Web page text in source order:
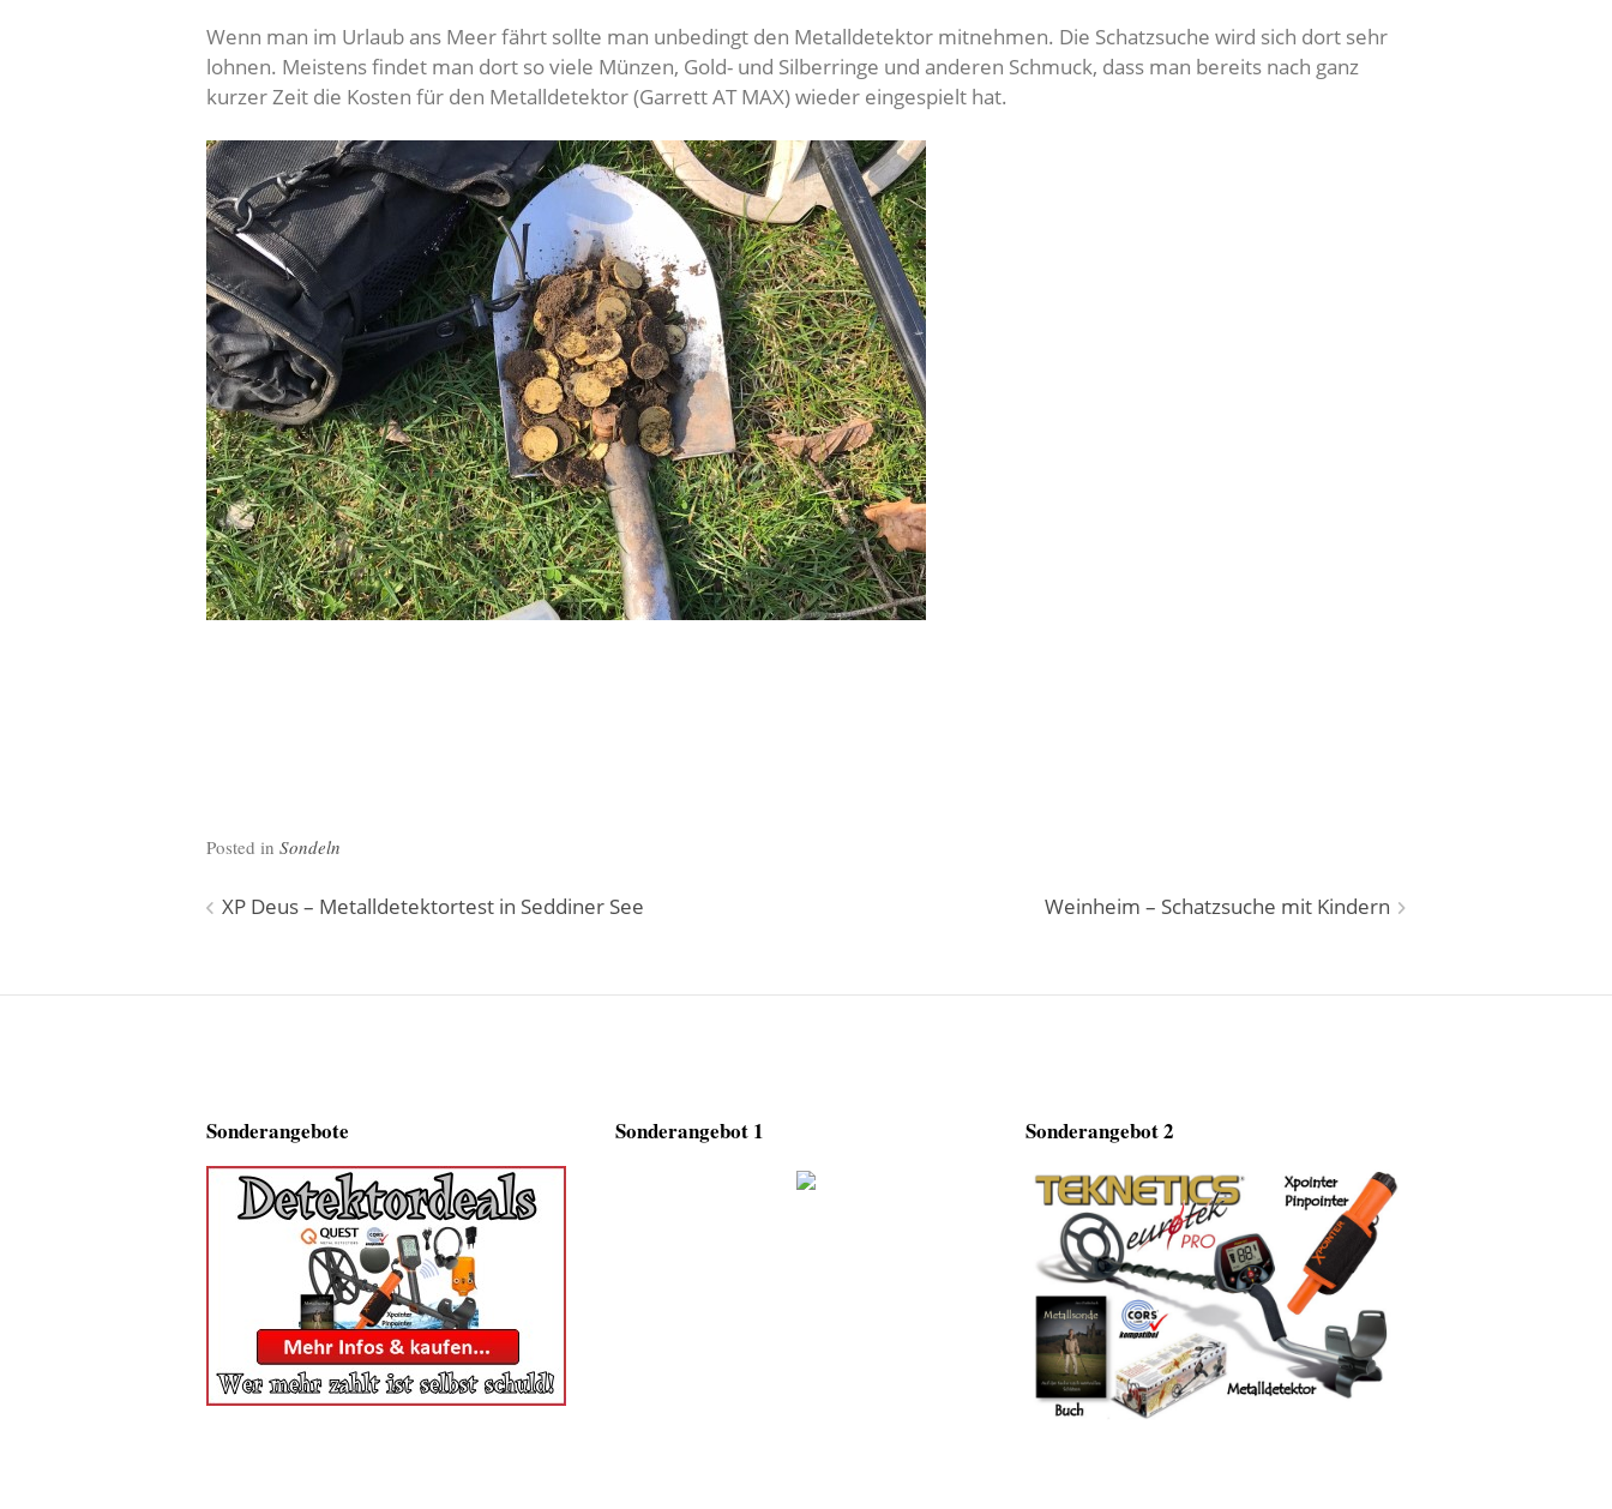
Wenn man im Urlaub ans Meer fährt sollte man unbedingt den Metalldetektor mitnehmen. Die Schatzsuche wird sich dort sehr
lohnen. Meistens findet man dort so viele Münzen, Gold- und Silberringe und anderen Schmuck, dass man bereits nach ganz
kurzer Zeit die Kosten für den Metalldetektor (Garrett AT MAX) wieder eingespielt hat.
Posted in Sondeln
Beitragsnavigation
XP Deus – Metalldetektortest in Seddiner See Weinheim – Schatzsuche mit Kindern
Sonderangebote Sonderangebot 1 Sonderangebot 2